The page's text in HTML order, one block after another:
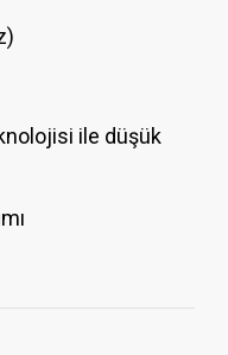
ile düşük